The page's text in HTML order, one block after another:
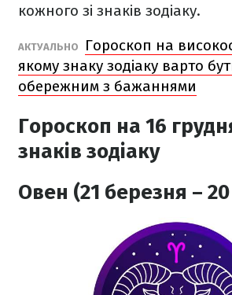
кожного зі знаків зодіаку.
АКТУАЛЬНО
Гороскоп на
якому знаку зодіаку варто
обережним з бажаннями
Гороскоп на 16
знаків зодіаку
Овен (21 березня –